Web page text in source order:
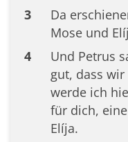
3
Da
Mose und
4
Und Petrus
gut, dass
werde ich
für dich,
Elíja.